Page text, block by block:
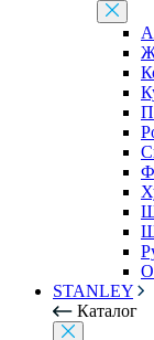
STANLEY
Каталог